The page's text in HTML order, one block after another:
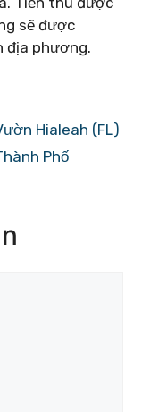
sẽ được
địa phương.
Hialeah (FL)
Phố